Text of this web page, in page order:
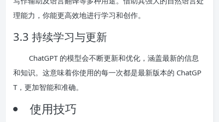
理能力，你能更高效地进行学习和创作。
3.3 持续学习与更新
ChatGPT 的模型会不断更新和优化，涵盖最新的信息
和知识。这意味着你使用的每一次都是最新版本的 ChatGP
T，更加智能和准确。
使用技巧